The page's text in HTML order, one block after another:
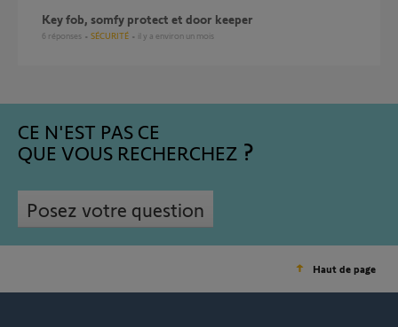
Key fob, somfy protect et door keeper
6 réponses SÉCURITÉ il y a environ un mois
CE N'EST PAS CE
QUE VOUS RECHERCHEZ
Posez votre question
Haut de page